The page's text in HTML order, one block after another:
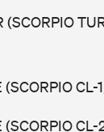
(SCORPIO
(SCORPIO
(SCORPIO